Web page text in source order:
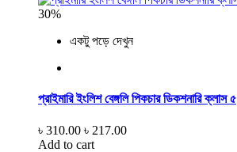
30%
একটু পড়ে দেখুন
প্রাইমারি ইংলিশ বেঙ্গলি পিকচার ডিকশনারি ক্লাস ৫
৳ 310.00 ৳ 217.00
Add to cart